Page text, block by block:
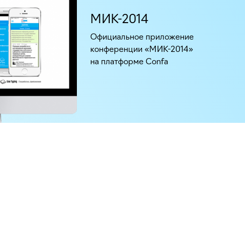
МИК-2014
Официальное приложение
конференции «МИК-2014»
на платформе Confa